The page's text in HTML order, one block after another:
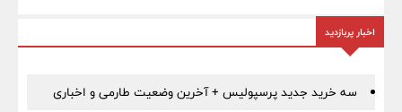
اخبار پربازدید
سه خرید جدید پرسپولیس + آخرین وضعیت طارمی و اخباری